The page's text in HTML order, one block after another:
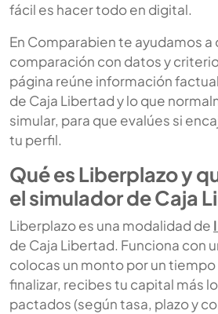
fácil es hacer todo en digital.
En Comparabien te ayudamos a
comparación con datos y
página reúne información
de Caja Libertad y lo que
simular, para que evalúes si
tu perfil.
Qué es Liberplazo y
el simulador de Caja
Liberplazo es una modalidad de
de Caja Libertad. Funciona con
colocas un monto por un tiempo
finalizar, recibes tu capital más
pactados (según tasa, plazo y